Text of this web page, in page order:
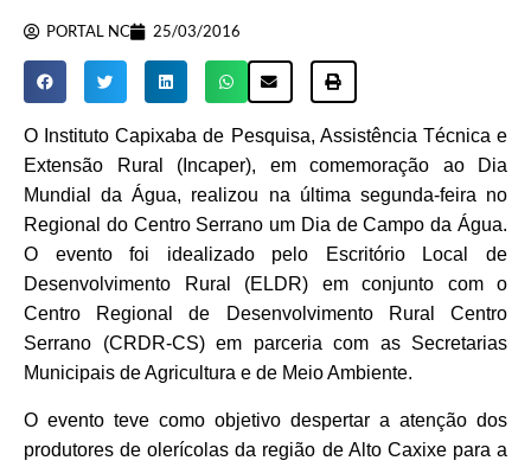
PORTAL NC 25/03/2016
O Instituto Capixaba de Pesquisa, Assistência Técnica e
Extensão Rural (Incaper), em comemoração ao Dia
Mundial da Água, realizou na última segunda-feira no
Regional do Centro Serrano um Dia de Campo da Água.
O evento foi idealizado pelo Escritório Local de
Desenvolvimento Rural (ELDR) em conjunto com o
Centro Regional de Desenvolvimento Rural Centro
Serrano (CRDR-CS) em parceria com as Secretarias
Municipais de Agricultura e de Meio Ambiente.
O evento teve como objetivo despertar a atenção dos
produtores de olerícolas da região de Alto Caxixe para a